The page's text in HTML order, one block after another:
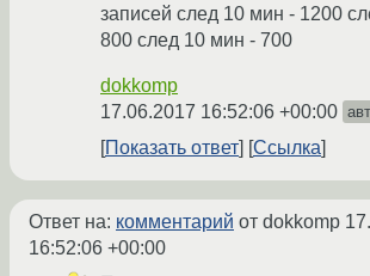
записей след 10 мин - 1200
800 след 10 мин - 700
dokkomp
17.06.2017 16:52:06 +00:00
Показать ответ Ссылка
Ответ на: комментарий от dokkomp
16:52:06 +00:00